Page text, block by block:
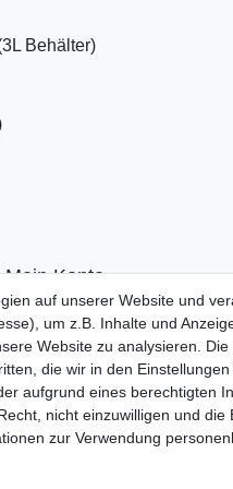
Behälter)
Mein Konto
Anmelden
Registrieren
auf unserer Website und
um z.B. Inhalte und
Website zu analysieren.
die wir in den Einstellungen
aufgrund eines berechtigten
nicht einzuwilligen und
zur Verwendung